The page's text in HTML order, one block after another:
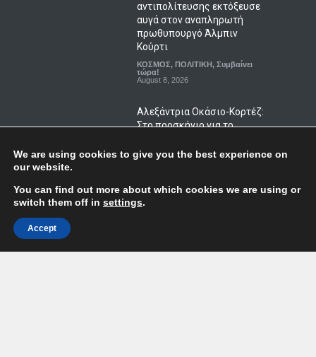
αντιπολίτευσης εκτόξευσε
αυγά στον αναπληρωτή
πρωθυπουργό Άλμπιν
Κούρτι
ΚΟΣΜΟΣ, ΠΟΛΙΤΙΚΗ, Συμβαίνει
τώρα!
August 8, 2026
Αλεξάντρια Οκάσιο-Κορτέζ:
Στο προσκήνιο για το
Δημοκρατικών στις ΗΠΑ;
August 8, 2026
We are using cookies to give you the best experience on
our website.
You can find out more about which cookies we are using or
switch them off in settings.
Accept